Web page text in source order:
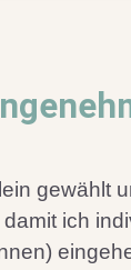
gewählt
damit ich